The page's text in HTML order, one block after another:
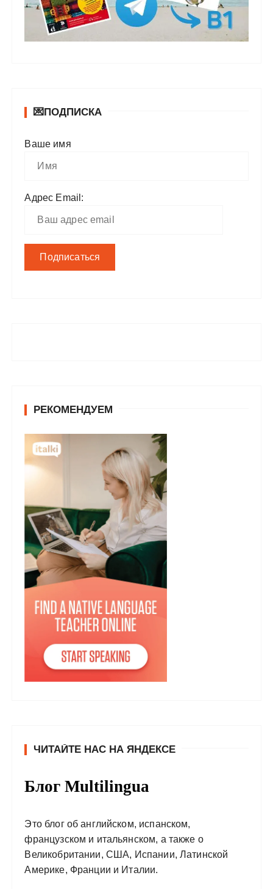
💌ПОДПИСКА
Ваше имя
Адрес Email:
РЕКОМЕНДУЕМ
ЧИТАЙТЕ НАС НА ЯНДЕКСЕ
Блог Multilingua
Это блог об английском, испанском,
французском и итальянском, а также о
Великобритании, США, Испании, Латинской
Америке, Франции и Италии.